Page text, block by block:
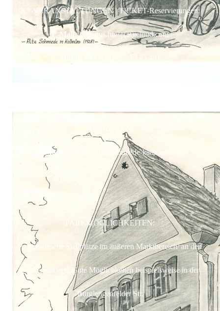
K3-VERANSTALTUNGEN | TICKET-Reservierungen:
E-Mail:hubertus.hinse(at)icloud.com
Mobil: +49 - (0)173 - 32 83 491
ANFRAGEN:
E-Mail: kultur(at)kulturschmiede-kallmuenz.de
PARKMÖGLICHKEITEN:
Ausgewiesene Stellplätze im äußeren Marktbereich/ an den
Straßenrändern. Gute Möglichkeiten beispielsweise in der
Burglengenfelder Str.